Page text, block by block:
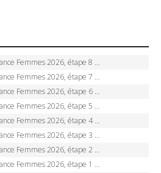
8 – Demi Vollering gagne à Nice, reprend le jaune, Niewiadoma à 8 secondes
7 – Kasia Niewiadoma gagne le Ventoux, maillot jaune, Reusser et Vollering piégées
étape 6 – Kim Le Court-Pienaar gagne à Tournon, Reusser en jaune
5 – Demi Vollering gagne à Belleville, Reusser en jaune, Ferrand-Prévot coule
étape 4 – Marlen Reusser écrase le chrono, Ferrand-Prévot en crise
étape 3 – Sigrid Haugset en solitaire, 88 km d’échappée, maillot jaune
étape 2 – Lorena Wiebes doublé à Genève, Markus héroïque, 7e record
étape 1 – Lorena Wiebes intouchable à Lausanne, premier maillot jaune